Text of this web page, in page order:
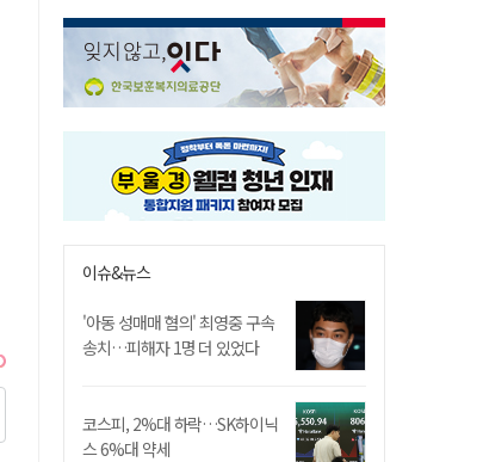
이슈&뉴스
'아동 성매매 혐의' 최영중 구속
송치…피해자 1명 더 있었다
코스피, 2%대 하락…SK하이닉
스 6%대 약세